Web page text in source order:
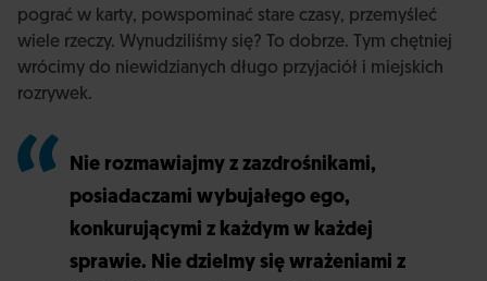
pograć w karty, powspominać stare czasy, przemyśleć
wiele rzeczy. Wynudziliśmy się? To dobrze. Tym chętniej
wrócimy do niewidzianych długo przyjaciół i miejskich
rozrywek.
Nie rozmawiajmy z zazdrośnikami,
posiadaczami wybujałego ego,
konkurującymi z każdym w każdej
sprawie. Nie dzielmy się wrażeniami z